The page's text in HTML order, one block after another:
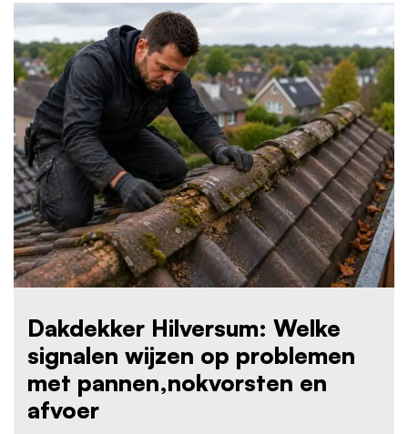
Dakdekker Hilversum: Welke
signalen wijzen op problemen
met pannen,nokvorsten en
afvoer